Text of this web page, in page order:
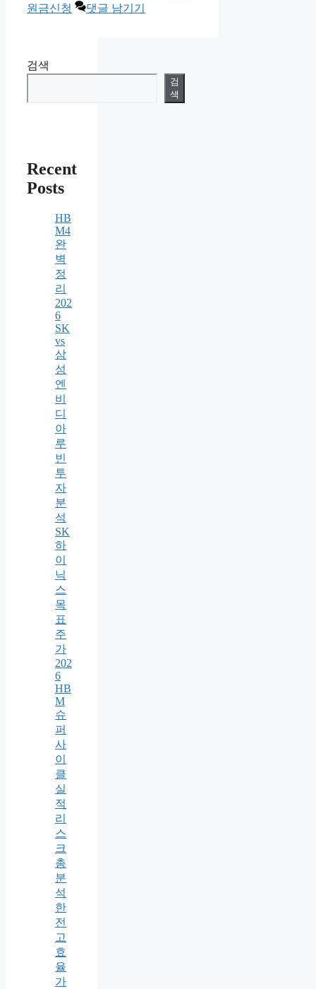
원금신청
댓글 남기기
검색
검
색
Recent
Posts
HB
M4
완
벽
정
리
202
6
SK
vs
삼
성
엔
비
디
아
루
빈
투
자
분
석
SK
하
이
닉
스
목
표
주
가
202
6
HB
M
슈
퍼
사
이
클
실
적
리
스
크
총
분
석
한
전
고
효
율
가